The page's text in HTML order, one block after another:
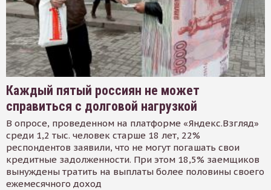
Каждый пятый россиян не может
справиться с долговой нагрузкой
В опросе, проведенном на платформе «Яндекс.Взгляд»
среди 1,2 тыс. человек старше 18 лет, 22%
респондентов заявили, что не могут погашать свои
кредитные задолженности. При этом 18,5% заемщиков
вынуждены тратить на выплаты более половины своего
ежемесячного доход